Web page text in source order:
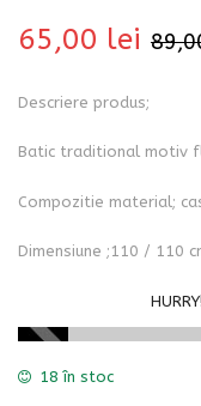
65,00 lei
Descriere produs;
Batic traditional motiv
Compozitie material;
Dimensiune ;110 / 110
18 în stoc